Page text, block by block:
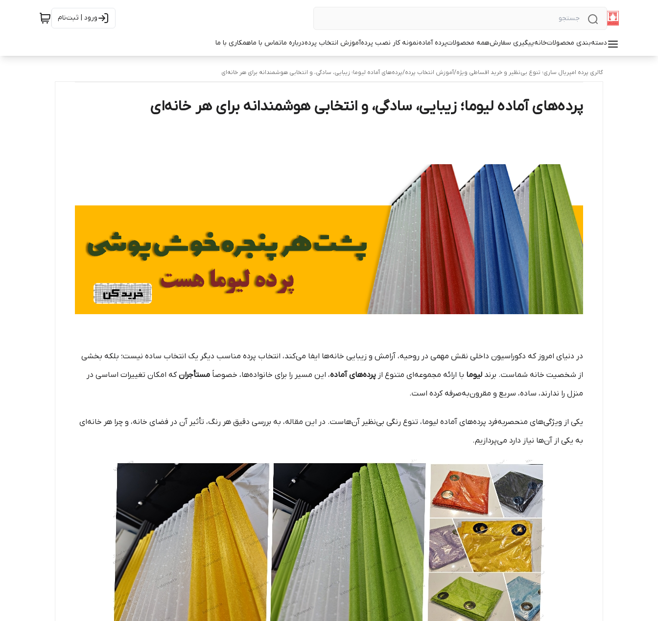
ورود | ثبت‌نام
دسته‌بندی محصولاتخانهپیگیری سفارشهمه محصولاتپرده آمادهنمونه کار نصب پردهآموزش انتخاب پردهدرباره ماتماس با ماهمکاری با ما
گالری پرده امپریال ساری؛ تنوع بی‌نظیر و خرید اقساطی ویژه/آموزش انتخاب پرده/پرده‌های آماده لیوما؛ زیبایی، سادگی، و انتخابی هوشمندانه برای هر خانه‌ای
پرده‌های آماده لیوما؛ زیبایی، سادگی، و انتخابی هوشمندانه برای هر خانه‌ای
در دنیای امروز که دکوراسیون داخلی نقش مهمی در روحیه، آرامش و زیبایی خانه‌ها ایفا می‌کند، انتخاب پرده مناسب دیگر یک انتخاب ساده نیست؛ بلکه بخشی
از شخصیت خانه شماست. برند لیوما با ارائه مجموعه‌ای متنوع از پرده‌های آماده، این مسیر را برای خانواده‌ها، خصوصاً مستأجرانکه امکان تغییرات اساسی در
منزل را ندارند، ساده، سریع و مقرون‌به‌صرفه کرده است.
یکی از ویژگی‌های منحصربه‌فرد پرده‌های آماده لیوما، تنوع رنگی بی‌نظیر آن‌هاست. در این مقاله، به بررسی دقیق هر رنگ، تأثیر آن در فضای خانه، و چرا هر خانه‌ای
به یکی از آن‌ها نیاز دارد می‌پردازیم.